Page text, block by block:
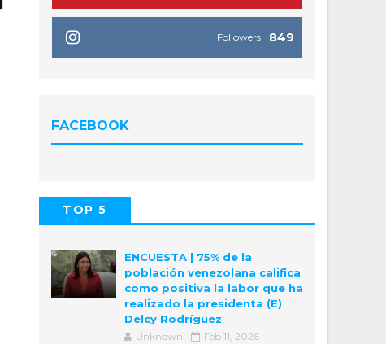
849
Followers
FACEBOOK
TOP 5
ENCUESTA | 75% de la
población venezolana califica
como positiva la labor que ha
realizado la presidenta (E)
Delcy Rodríguez
Unknown Feb 11, 2026